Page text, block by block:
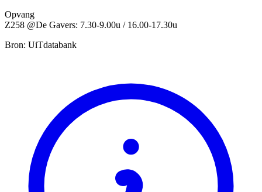
Opvang
Z258 @De Gavers: 7.30-9.00u / 16.00-17.30u
Bron: UiTdatabank